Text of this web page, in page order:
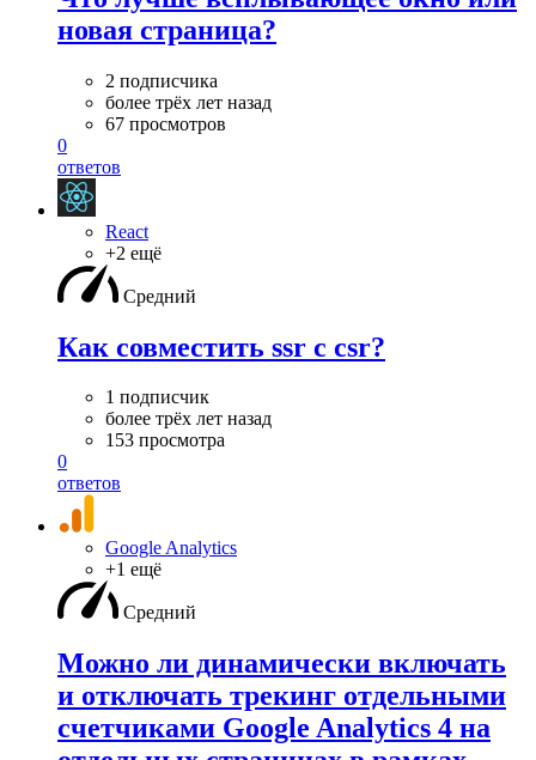
новая страница?
2 подписчика
более трёх лет назад
67 просмотров
0
ответов
React
+2 ещё
Средний
Как совместить ssr с csr?
1 подписчик
более трёх лет назад
153 просмотра
0
ответов
Google Analytics
+1 ещё
Средний
Можно ли динамически включать
и отключать трекинг отдельными
счетчиками Google Analytics 4 на